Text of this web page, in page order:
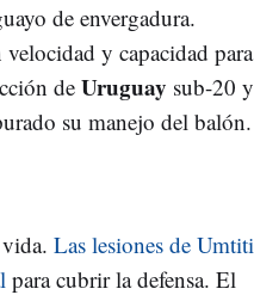
de envergadura.
y capacidad para
deUruguay sub-20 y
su manejo del balón.
Las lesiones de Umtiti
para cubrir la defensa. El